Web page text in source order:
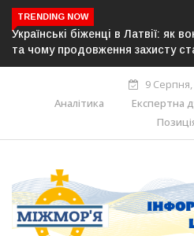
TRENDING NOW
життя
У понад 25 містах
українців: виступлять
9 Серпня,
Аналітика
Експертна